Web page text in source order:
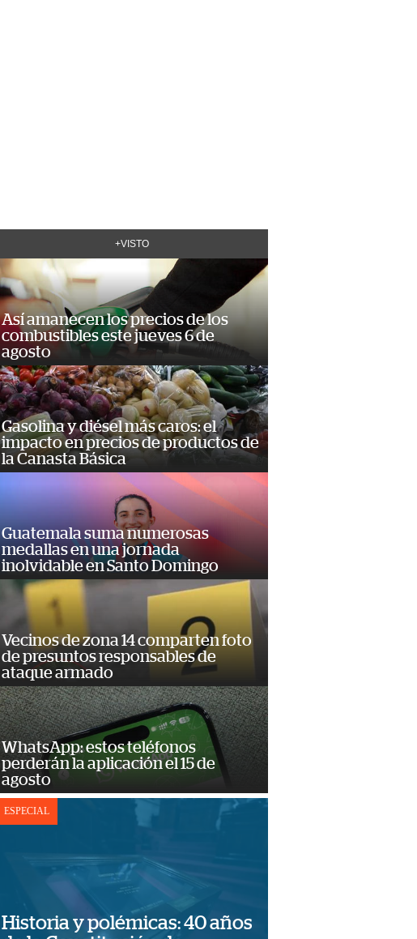
+VISTO
Así amanecen los precios de los
combustibles este jueves 6 de
agosto
Gasolina y diésel más caros: el
impacto en precios de productos de
la Canasta Básica
Guatemala suma numerosas
medallas en una jornada
inolvidable en Santo Domingo
Vecinos de zona 14 comparten foto
de presuntos responsables de
ataque armado
WhatsApp: estos teléfonos
perderán la aplicación el 15 de
agosto
ESPECIAL
Historia y polémicas: 40 años